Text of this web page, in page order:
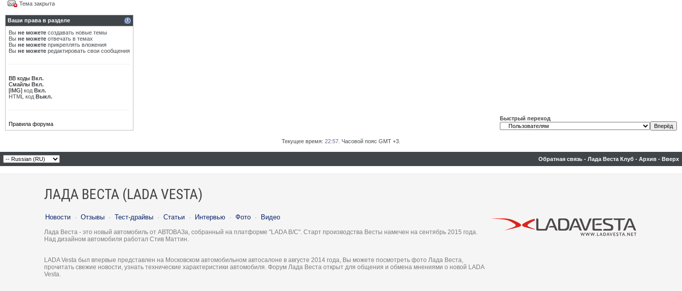
Тема закрыта
Ваши права в разделе
Вы не можете создавать новые темы
Вы не можете отвечать в темах
Вы не можете прикреплять вложения
Вы не можете редактировать свои сообщения
BB коды Вкл.
Смайлы Вкл.
[IMG] код Вкл.
HTML код Выкл.
Правила форума
Быстрый переход
Текущее время: 22:57 . Часовой пояс GMT +3.
Обратная связь - Лада Веста Клуб - Архив - Вверх
ЛАДА ВЕСТА (LADA VESTA)
Новости · Отзывы · Тест-драйвы · Статьи · Интервью · Фото · Видео
Лада Веста - это новый автомобиль от АВТОВАЗа, собранный на платформе "LADA B/C". Старт производства Весты намечен на сентябрь 2015 года.
Над дизайном автомобиля работал Стив Маттин.
LADA Vesta был впервые представлен на Московском автомобильном автосалоне в августе 2014 года, Вы можете посмотреть фото Лада Веста,
прочитать свежие новости, узнать технические характеристики автомобиля. Форум Лада Веста открыт для общения и обмена мнениями о новой LADA
Vesta.